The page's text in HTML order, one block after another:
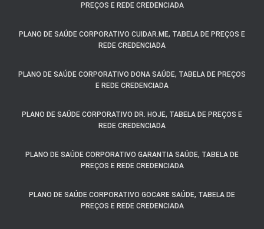
PREÇOS E REDE CREDENCIADA
PLANO DE SAÚDE CORPORATIVO CUIDAR.ME, TABELA DE PREÇOS E
REDE CREDENCIADA
PLANO DE SAÚDE CORPORATIVO DONA SAÚDE, TABELA DE PREÇOS
E REDE CREDENCIADA
PLANO DE SAÚDE CORPORATIVO DR. HOJE, TABELA DE PREÇOS E
REDE CREDENCIADA
PLANO DE SAÚDE CORPORATIVO GARANTIA SAÚDE, TABELA DE
PREÇOS E REDE CREDENCIADA
PLANO DE SAÚDE CORPORATIVO GOCARE SAÚDE, TABELA DE
PREÇOS E REDE CREDENCIADA